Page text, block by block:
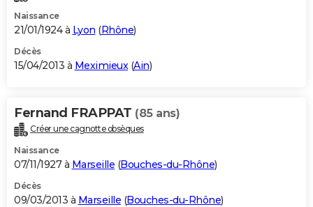
Naissance
21/01/1924 à Lyon (Rhône)
Décès
15/04/2013 à Meximieux(Ain)
Fernand FRAPPAT (85 ans)
Créer une cagnotte obsèques
Naissance
07/11/1927 à Marseille (Bouches-du-Rhône)
Décès
09/03/2013 à Marseille (Bouches-du-Rhône)